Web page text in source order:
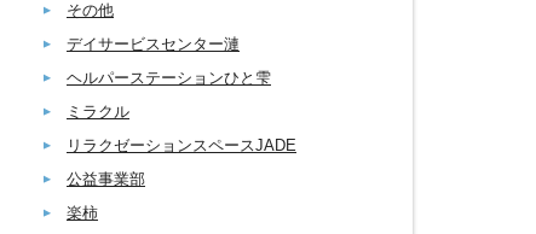
その他
デイサービスセンター漣
ヘルパーステーションひと雫
ミラクル
リラクゼーションスペースJADE
公益事業部
楽柿